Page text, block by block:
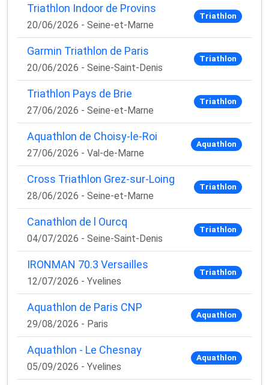
Triathlon Indoor de Provins
20/06/2026 - Seine-et-Marne
Triathlon
Garmin Triathlon de Paris
20/06/2026 - Seine-Saint-Denis
Triathlon
Triathlon Pays de Brie
27/06/2026 - Seine-et-Marne
Triathlon
Aquathlon de Choisy-le-Roi
27/06/2026 - Val-de-Marne
Aquathlon
Cross Triathlon Grez-sur-Loing
28/06/2026 - Seine-et-Marne
Triathlon
Canathlon de l Ourcq
04/07/2026 - Seine-Saint-Denis
Triathlon
IRONMAN 70.3 Versailles
12/07/2026 - Yvelines
Triathlon
Aquathlon de Paris CNP
29/08/2026 - Paris
Aquathlon
Aquathlon - Le Chesnay
05/09/2026 - Yvelines
Aquathlon